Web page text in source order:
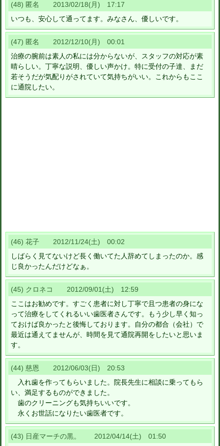
(48) 匿名 2013/02/18(月) 17:17
いつも、安心して通ってます。みなさん、優しいです。
(47) 匿名 2012/12/10(月) 00:01
治療の腕前は素人の私には分からないが、スタッフの対応が素
晴らしい。丁寧な説明、優しい声かけ。特に受付の子達、まだ
若そうだが気配りがされていて気持ちがいい。これからもここ
に通院したい。
(46) 花子 2012/11/24(土) 00:02
しばらく見てないけど長く働いてた人辞めてしまったのか。感
じ良かったんだけどなぁ。
(45) クロネコ 2012/09/01(土) 12:59
ここはお勧めです。すごく患者に対し丁寧で且つ患者の身にな
って治療をしてくれるいい歯医者さんです。もう少し早く知っ
ておけば良かったと後悔しております。自分の都合（会社）で
最近は通えてませんが、時間を見て通院再開をしたいと思いま
す。
(44) 慈恩 2012/06/03(日) 20:53
入れ歯を作ってもらいました。院長先生に相談に乗ってもら
い、満足するものができました。
歯のクリーニングも気持ちいいです。
永くお世話になりたい歯医者です。
(43) 日産マーチの黒。 2012/04/14(土) 01:50